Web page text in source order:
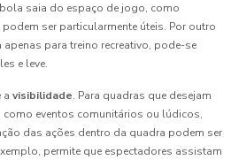
saia do espaço de jogo, como
ser particularmente úteis. Por outro
para treino recreativo, pode-se
e leve.
a visibilidade. Para quadras que desejam
eventos comunitários ou lúdicos,
das ações dentro da quadra podem ser
permite que espectadores assistam